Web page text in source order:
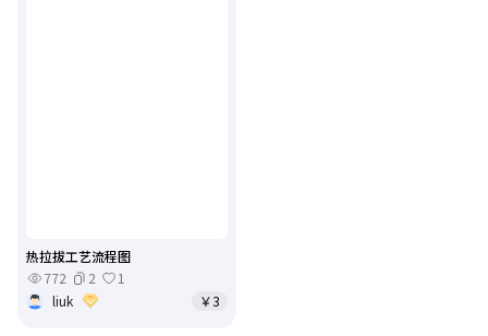
热拉拔工艺流程图
772
2
1
liuk
￥3